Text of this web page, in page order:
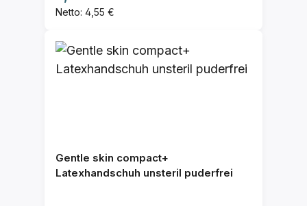
Netto: 4,55 €
Gentle skin compact+
Latexhandschuh unsteril puderfrei